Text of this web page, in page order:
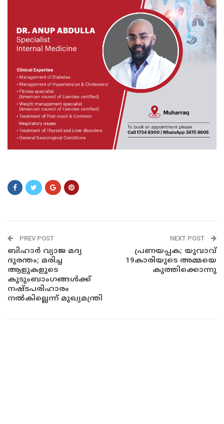
PREV POST
ബിഹാർ വ്യാജ മദ്യ
ദുരന്തം; മരിച്ച
ആളുകളുടെ
കുടുംബാംഗങ്ങൾക്ക്
നഷ്ടപരിഹാരം
നൽകില്ലെന്ന് മുഖ്യമന്ത്രി
NEXT POST
പ്രണയപ്പക; യുവാവ്
19കാരിയുടെ അമ്മയെ
കുത്തിക്കൊന്നു